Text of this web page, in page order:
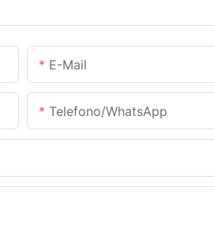
E-Mail
Telefono/WhatsApp